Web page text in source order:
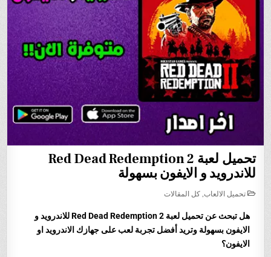
تحميل لعبة Red Dead Redemption 2
للاندرويد و الايفون بسهولة
POSTED
IN
تحميل الالعاب ,كل المقالات
هل تبحث عن
تحميل لعبة Red Dead Redemption 2 للاندرويد و
الايفون بسهولة وتريد أفضل تجربة لعب على جهازك الاندرويد او
الايفون؟